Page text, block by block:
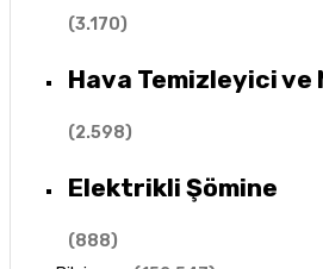
(3.170)
Hava Temizleyici ve
(2.598)
Elektrikli Şömine
(888)